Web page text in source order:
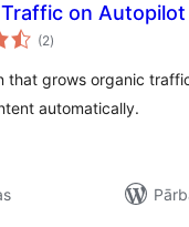
on Autopilot
(2vērtējumu
kopsumma
)
that grows organic
automatically.